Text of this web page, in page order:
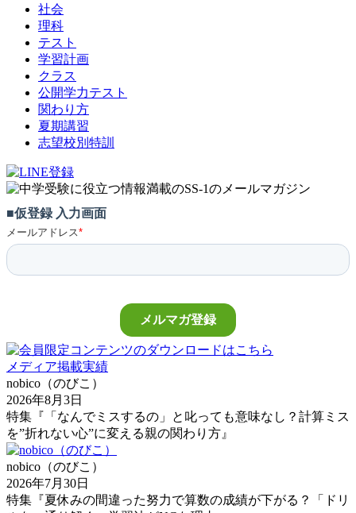
社会
理科
テスト
学習計画
クラス
公開学力テスト
関わり方
夏期講習
志望校別特訓
メディア掲載実績
nobico（のびこ）
2026年8月3日
特集『「なんでミスするの」と叱っても意味なし？計算ミス
を”折れない心”に変える親の関わり方』
nobico（のびこ）
2026年7月30日
特集『夏休みの間違った努力で算数の成績が下がる？「ドリ